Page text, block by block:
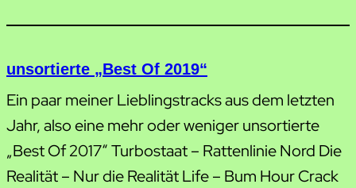
unsortierte „Best Of 2019“
Ein paar meiner Lieblingstracks aus dem letzten
Jahr, also eine mehr oder weniger unsortierte
„Best Of 2017“ Turbostaat – Rattenlinie Nord Die
Realität – Nur die Realität Life – Bum Hour Crack